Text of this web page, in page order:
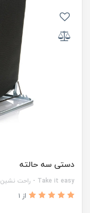
دستی سه حالته
Take it easy - راحت نشین
از 1